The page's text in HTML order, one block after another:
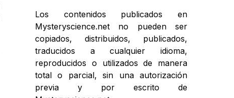
Los contenidos publicados en
Mysteryscience.net no pueden ser
copiados, distribuidos, publicados,
traducidos a cualquier idioma,
reproducidos o utilizados de manera
total o parcial, sin una autorización
previa y por escrito de